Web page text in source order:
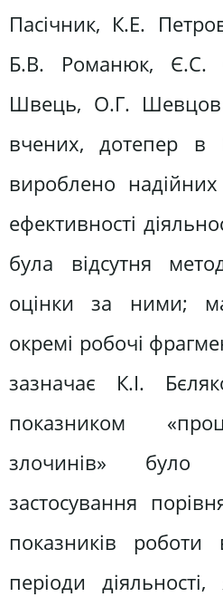
Пасічник, К.Е.
Б.В. Романюк, Є.С.
Швець, О.Г.
вчених, дотепер
вироблено надійних
ефективності
була відсутня
оцінки за ними;
окремі робочі
зазначає К.І.
показником
злочинів» було
застосування
показників роботи
періоди